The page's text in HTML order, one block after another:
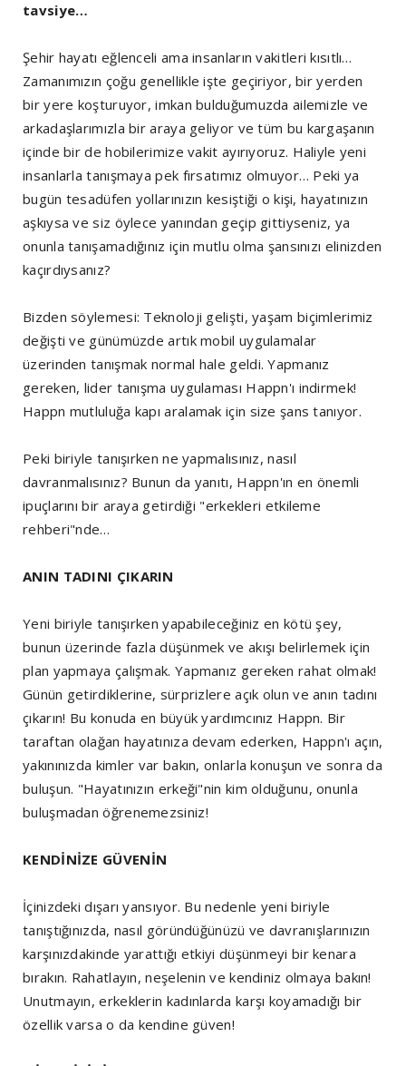
tavsiye…
Şehir hayatı eğlenceli ama insanların vakitleri kısıtlı…
Zamanımızın çoğu genellikle işte geçiriyor, bir yerden
bir yere koşturuyor, imkan bulduğumuzda ailemizle ve
arkadaşlarımızla bir araya geliyor ve tüm bu kargaşanın
içinde bir de hobilerimize vakit ayırıyoruz. Haliyle yeni
insanlarla tanışmaya pek fırsatımız olmuyor… Peki ya
bugün tesadüfen yollarınızın kesiştiği o kişi, hayatınızın
aşkıysa ve siz öylece yanından geçip gittiyseniz, ya
onunla tanışamadığınız için mutlu olma şansınızı elinizden
kaçırdıysanız?
Bizden söylemesi: Teknoloji gelişti, yaşam biçimlerimiz
değişti ve günümüzde artık mobil uygulamalar
üzerinden tanışmak normal hale geldi. Yapmanız
gereken, lider tanışma uygulaması Happn'ı indirmek!
Happn mutluluğa kapı aralamak için size şans tanıyor.
Peki biriyle tanışırken ne yapmalısınız, nasıl
davranmalısınız? Bunun da yanıtı, Happn'ın en önemli
ipuçlarını bir araya getirdiği "erkekleri etkileme
rehberi"nde…
ANIN TADINI ÇIKARIN
Yeni biriyle tanışırken yapabileceğiniz en kötü şey,
bunun üzerinde fazla düşünmek ve akışı belirlemek için
plan yapmaya çalışmak. Yapmanız gereken rahat olmak!
Günün getirdiklerine, sürprizlere açık olun ve anın tadını
çıkarın! Bu konuda en büyük yardımcınız Happn. Bir
taraftan olağan hayatınıza devam ederken, Happn'ı açın,
yakınınızda kimler var bakın, onlarla konuşun ve sonra da
buluşun. "Hayatınızın erkeği"nin kim olduğunu, onunla
buluşmadan öğrenemezsiniz!
KENDİNİZE GÜVENİN
İçinizdeki dışarı yansıyor. Bu nedenle yeni biriyle
tanıştığınızda, nasıl göründüğünüzü ve davranışlarınızın
karşınızdakinde yarattığı etkiyi düşünmeyi bir kenara
bırakın. Rahatlayın, neşelenin ve kendiniz olmaya bakın!
Unutmayın, erkeklerin kadınlarda karşı koyamadığı bir
özellik varsa o da kendine güven!